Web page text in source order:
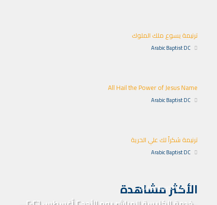
ترنيمة يسوع ملك الملوك
Arabic Baptist DC
All Hail the Power of Jesus Name
Arabic Baptist DC
ترنيمة شكراً لك علي الحرية
Arabic Baptist DC
الأكثر مشاهدة
خدمة الكنيسة المباشرة